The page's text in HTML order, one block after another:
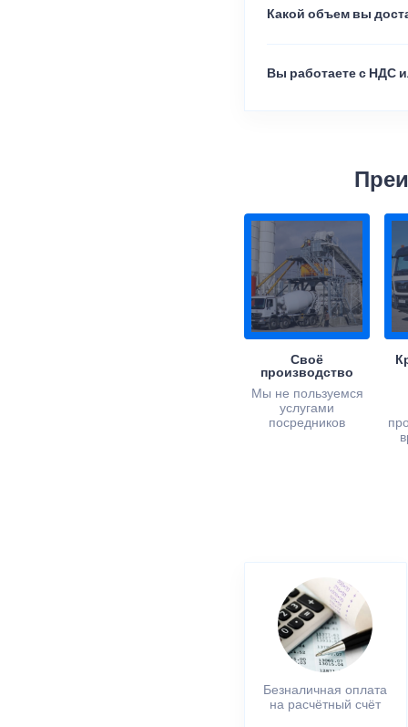
Какой объем вы
Вы работаете с НДС
Своё
производство
Мы не пользуемся
услугами
посредников
Безналичная оплата
на расчётный счёт